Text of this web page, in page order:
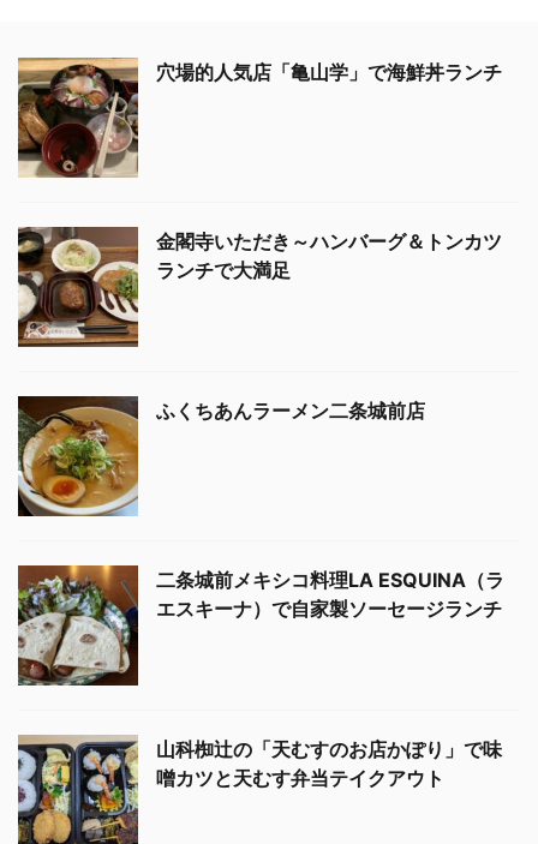
穴場的人気店「亀山学」で海鮮丼ランチ
金閣寺いただき～ハンバーグ＆トンカツ
ランチで大満足
ふくちあんラーメン二条城前店
二条城前メキシコ料理LA ESQUINA（ラ
エスキーナ）で自家製ソーセージランチ
山科椥辻の「天むすのお店かぽり」で味
噌カツと天むす弁当テイクアウト